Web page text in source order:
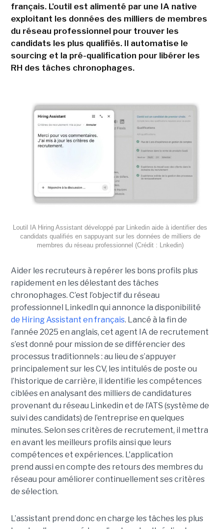
français. L'outil est alimenté par une IA native
exploitant les données des milliers de membres
du réseau professionnel pour trouver les
candidats les plus qualifiés. Il automatise le
sourcing et la pré-qualification pour libérer les
RH des tâches chronophages.
Loutil IA Hiring Assistant développé par Linkedin aide à identifier des
candidats qualifiés en sappuyant sur les données de milliers de
membres du réseau professionnel (Crédit : Lnkedin)
Aider les recruteurs à repérer les bons profils plus
rapidement en les délestant des tâches
chronophages. C’est l’objectif du réseau
professionnel LinkedIn qui annonce la disponibilité
de Hiring Assistant en français. Lancé à la fin de
l’année 2025 en anglais, cet agent IA de recrutement
s’est donné pour mission de se différencier des
processus traditionnels : au lieu de s’appuyer
principalement sur les CV, les intitulés de poste ou
l’historique de carrière, il identifie les compétences
ciblées en analysant des milliers de candidatures
provenant du réseau Linkedin et de l’ATS (système de
suivi des candidats) de l’entreprise en quelques
minutes. Selon ses critères de recrutement, il mettra
en avant les meilleurs profils ainsi que leurs
compétences et expériences. L'application
prend aussi en compte des retours des membres du
réseau pour améliorer continuellement ses critères
de sélection.
L’assistant prend donc en charge les tâches les plus